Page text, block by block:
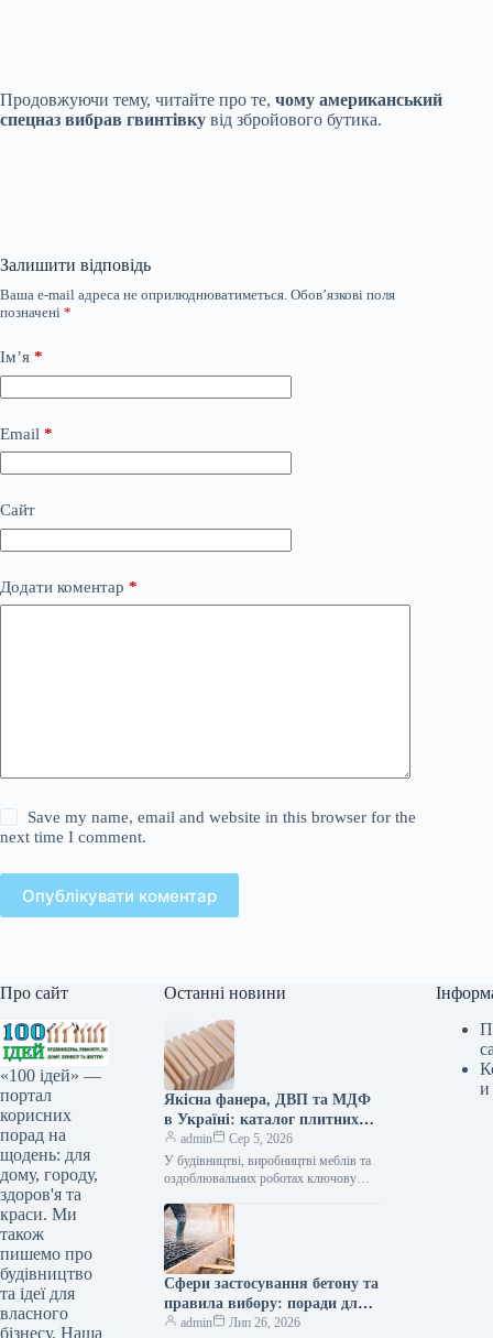
Продовжуючи тему, читайте про те, чому американський
спецназ вибрав гвинтівку від збройового бутика.
Залишити відповідь
Ваша e-mail адреса не оприлюднюватиметься. Обов’язкові поля
позначені *
Ім’я *
Email *
Сайт
Додати коментар *
Save my name, email and website in this browser for the
next time I comment.
Опублікувати коментар
Про сайт
«100 ідей» —
портал
корисних
порад на
щодень: для
дому, городу,
здоров'я та
краси. Ми
також
пишемо про
будівництво
та ідеї для
власного
бізнесу. Наша
Останні новини
Якісна фанера, ДВП та МДФ
в Україні: каталог плитних
матеріалів від «ВІН-ВУД»
admin
Сер 5, 2026
У будівництві, виробництві меблів та
оздоблювальних роботах ключову
сировини. Компанія «ВІН-ВУД» уже
тривалий час займається…
Сфери застосування бетону та
правила вибору: поради для
приватного й промислового
admin
Лип 26, 2026
и